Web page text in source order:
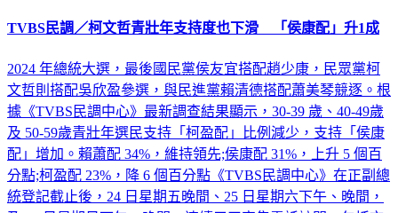
TVBS民調／柯文哲青壯年支持度也下滑 「侯康配」升1成
2024 年總統大選，最後國民黨侯友宜搭配趙少康，民眾黨柯
文哲則搭配吳欣盈參選，與民進黨賴清德搭配蕭美琴競逐。根
據《TVBS民調中心》最新調查結果顯示，30-39 歲、40-49歲
及 50-59歲青壯年選民支持「柯盈配」比例減少，支持「侯康
配」增加。賴蕭配 34%，維持領先;侯康配 31%，上升 5 個百
分點;柯盈配 23%，降 6 個百分點《TVBS民調中心》在正副總
統登記截止後，24 日星期五晚間、25 日星期六下午、晚間，